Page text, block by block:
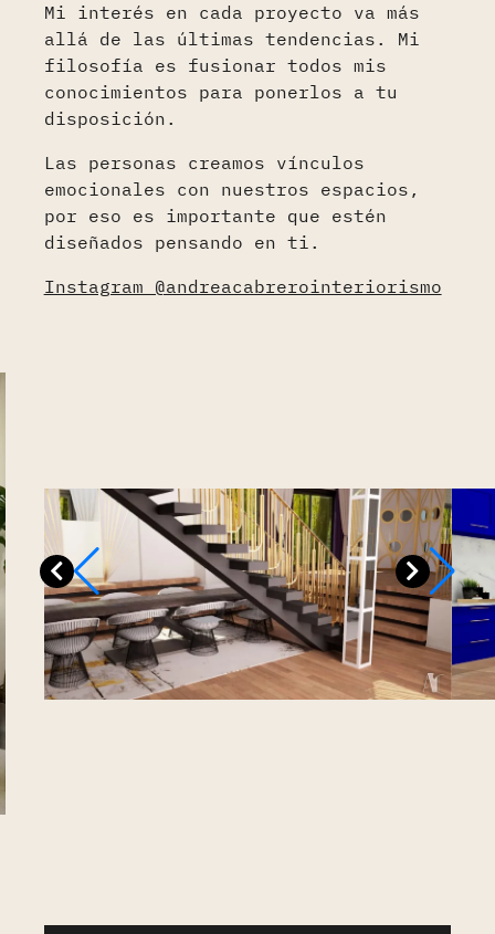
Mi interés en cada proyecto va más
allá de las últimas tendencias. Mi
filosofía es fusionar todos mis
conocimientos para ponerlos a tu
disposición.
Las personas creamos vínculos
emocionales con nuestros espacios,
por eso es importante que estén
diseñados pensando en ti.
Instagram @andreacabrerointeriorismo